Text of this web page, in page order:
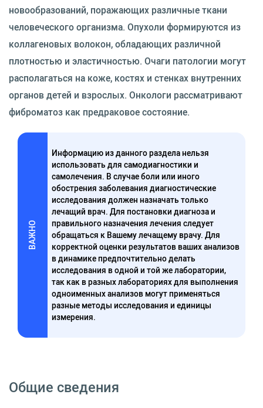
новообразований, поражающих различные ткани
человеческого организма. Опухоли формируются из
коллагеновых волокон, обладающих различной
плотностью и эластичностью. Очаги патологии могут
располагаться на коже, костях и стенках внутренних
органов детей и взрослых. Онкологи рассматривают
фиброматоз как предраковое состояние.
ВАЖНО
Информацию из данного раздела нельзя
использовать для самодиагностики и
самолечения. В случае боли или иного
обострения заболевания диагностические
исследования должен назначать только
лечащий врач. Для постановки диагноза и
правильного назначения лечения следует
обращаться к Вашему лечащему врачу. Для
корректной оценки результатов ваших анализов
в динамике предпочтительно делать
исследования в одной и той же лаборатории,
так как в разных лабораториях для выполнения
одноименных анализов могут применяться
разные методы исследования и единицы
измерения.
Общие сведения